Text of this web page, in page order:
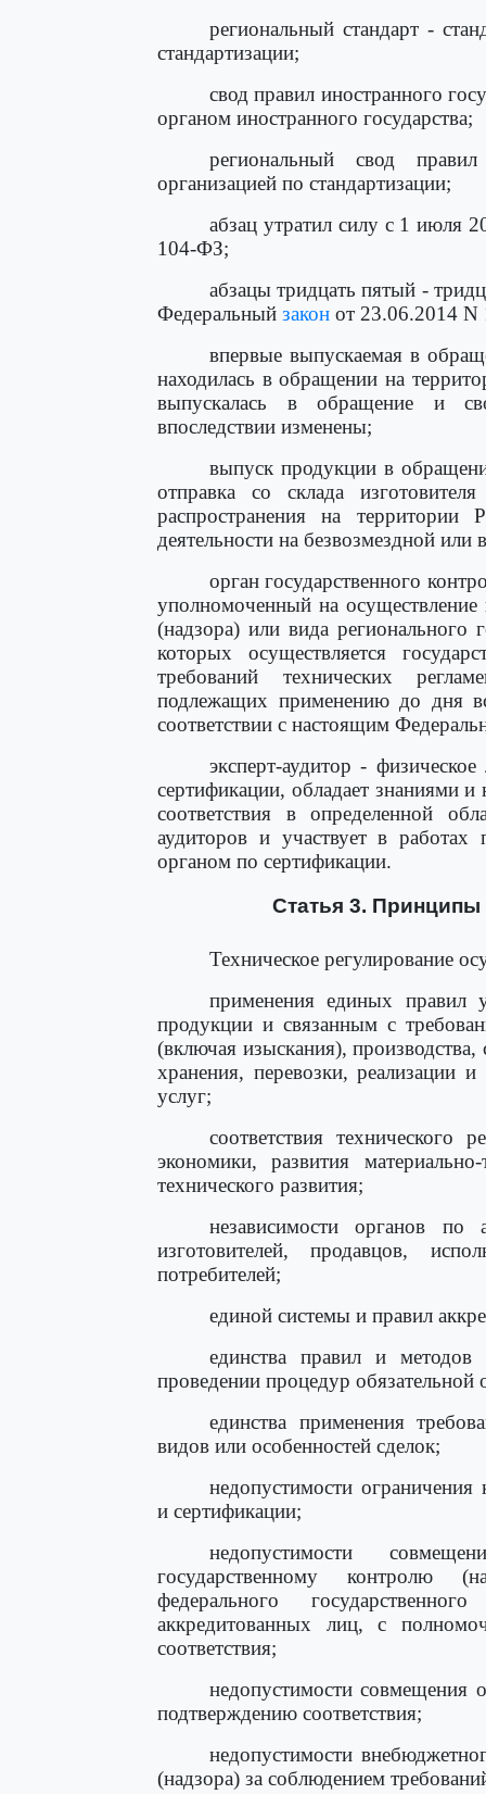
региональный стандарт -
стандартизации;
свод правил иностранного
органом иностранного государства;
региональный свод
организацией по стандартизации;
абзац утратил силу с 1 июля
104-ФЗ;
абзацы тридцать пятый -
Федеральный закон от 23.06.2014
впервые выпускаемая в
находилась в обращении на
выпускалась в обращение и
впоследствии изменены;
выпуск продукции в
отправка со склада
распространения на территории
деятельности на безвозмездной или
орган государственного
уполномоченный на осуществление
(надзора) или вида регионального
которых осуществляется
требований технических
подлежащих применению до дня
соответствии с настоящим
эксперт-аудитор -
сертификации, обладает знаниями
соответствия в определенной
аудиторов и участвует в работах
органом по сертификации.
Статья 3. Принципы
Техническое регулирование
применения единых правил
продукции и связанным с
(включая изыскания), производства,
хранения, перевозки, реализации
услуг;
соответствия технического
экономики, развития
технического развития;
независимости органов по
изготовителей, продавцов,
потребителей;
единой системы и правил
единства правил и
проведении процедур обязательной
единства применения
видов или особенностей сделок;
недопустимости
и сертификации;
недопустимости
государственному контролю
федерального
аккредитованных лиц, с
соответствия;
недопустимости совмещения
подтверждению соответствия;
недопустимости
(надзора) за соблюдением